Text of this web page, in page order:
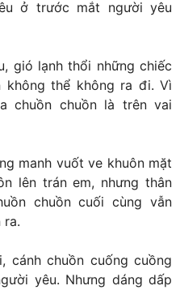
ở trước mắt người yêu
gió lạnh thổi những chiếc
không thể không ra đi. Vì
chuồn chuồn là trên vai
manh vuốt ve khuôn mặt
lên trán em, nhưng thân
chuồn cuối cùng vẫn
ra.
cánh chuồn cuống cuồng
yêu. Nhưng dáng dấp